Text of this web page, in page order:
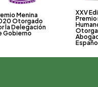
Menina
Otorgado
la Delegación
Gobierno
XXV